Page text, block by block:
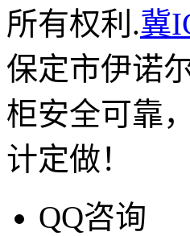
所有权利.冀
保定市伊诺
柜安全可靠
计定做！
QQ咨询